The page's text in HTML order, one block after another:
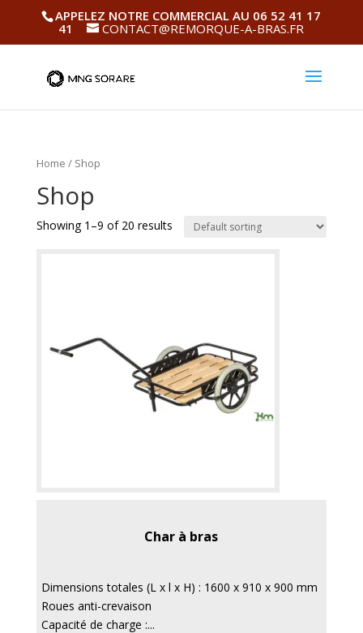
APPELEZ NOTRE COMMERCIAL AU 06 52 41 17
41
CONTACT@REMORQUE-A-BRAS.FR
Home / Shop
Shop
Showing 1–9 of 20 results
Char à bras
Dimensions totales (L x l x H) : 1600 x 910 x 900 mm
Roues anti-crevaison
Capacité de charge :...